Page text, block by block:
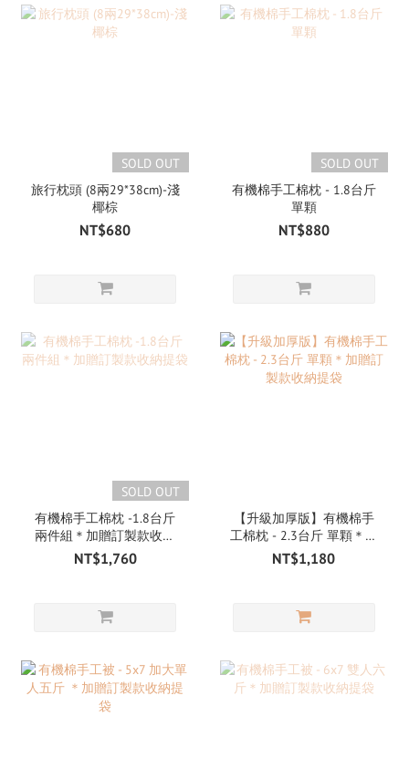
SOLD OUT
旅行枕頭 (8兩29*38cm)-淺
椰棕
NT$680
SOLD OUT
有機棉手工棉枕 - 1.8台斤
單顆
NT$880
SOLD OUT
有機棉手工棉枕 -1.8台斤
兩件組＊加贈訂製款收納
提袋
NT$1,760
【升級加厚版】有機棉手
工棉枕 - 2.3台斤 單顆＊加
贈訂製款收納提袋
NT$1,180